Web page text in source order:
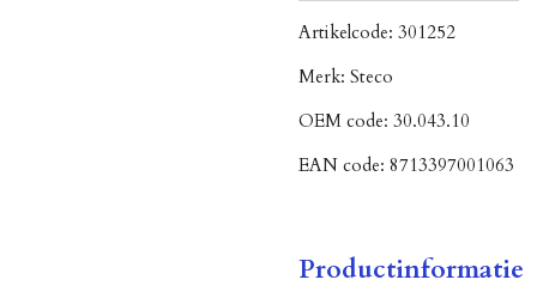
Artikelcode: 301252
Merk: Steco
OEM code: 30.043.10
EAN code: 8713397001063
Productinformatie